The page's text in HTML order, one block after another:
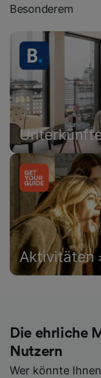
Besonderem
Aktivitäten
Die ehrliche
Nutzern
Wer könnte